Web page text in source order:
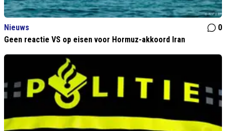
Nieuws
0
Geen reactie VS op eisen voor Hormuz-akkoord Iran